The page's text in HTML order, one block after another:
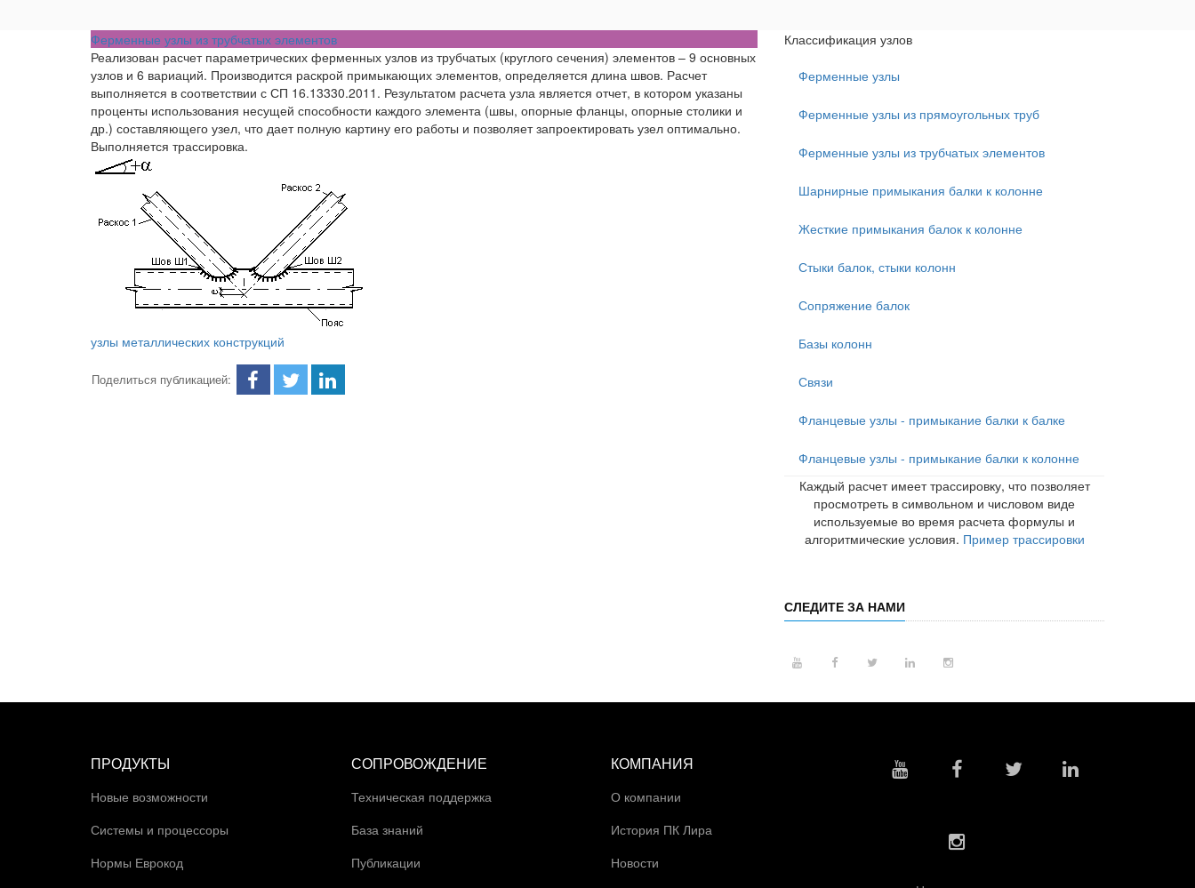
Ферменные узлы из трубчатых элементов
Реализован расчет параметрических ферменных узлов из трубчатых (круглого сечения) элементов – 9 основных
узлов и 6 вариаций. Производится раскрой примыкающих элементов, определяется длина швов. Расчет
выполняется в соответствии с СП 16.13330.2011. Результатом расчета узла является отчет, в котором указаны
проценты использования несущей способности каждого элемента (швы, опорные фланцы, опорные столики и
др.) составляющего узел, что дает полную картину его работы и позволяет запроектировать узел оптимально.
Выполняется трассировка.
узлы металлических конструкций
Поделиться публикацией:
Классификация узлов
Ферменные узлы
Ферменные узлы из прямоугольных труб
Ферменные узлы из трубчатых элементов
Шарнирные примыкания балки к колонне
Жесткие примыкания балок к колонне
Стыки балок, стыки колонн
Сопряжение балок
Базы колонн
Связи
Фланцевые узлы - примыкание балки к балке
Фланцевые узлы - примыкание балки к колонне
Каждый расчет имеет трассировку, что позволяет
просмотреть в символьном и числовом виде
используемые во время расчета формулы и
алгоритмические условия. Пример трассировки
СЛЕДИТЕ ЗА НАМИ
ПРОДУКТЫ
Новые возможности
Системы и процессоры
Нормы Еврокод
СОПРОВОЖДЕНИЕ
Техническая поддержка
База знаний
Публикации
КОМПАНИЯ
О компании
История ПК Лира
Новости